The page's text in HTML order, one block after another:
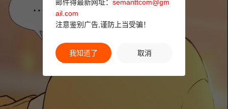
邮件得最新网址： semanttcom@gm
ail.com
注意鉴别广告,谨防上当受骗！
我知道了 取消